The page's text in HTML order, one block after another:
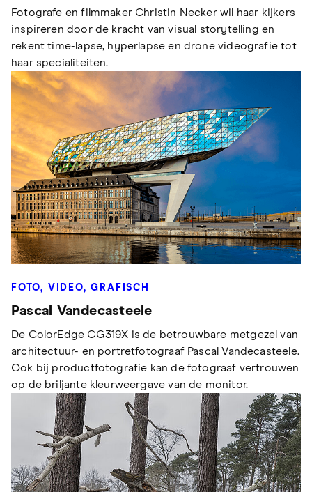
Fotografe en filmmaker Christin Necker wil haar kijkers
inspireren door de kracht van visual storytelling en
rekent time-lapse, hyperlapse en drone videografie tot
haar specialiteiten.
FOTO, VIDEO, GRAFISCH
Pascal Vandecasteele
De ColorEdge CG319X is de betrouwbare metgezel van
architectuur- en portretfotograaf Pascal Vandecasteele.
Ook bij productfotografie kan de fotograaf vertrouwen
op de briljante kleurweergave van de monitor.